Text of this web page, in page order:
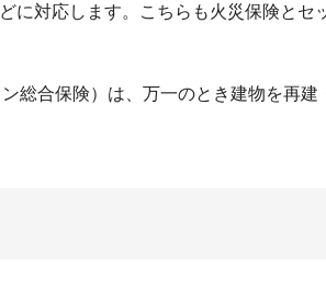
に対応します。こちらも火災保険と
総合保険）は、万一のとき建物を再